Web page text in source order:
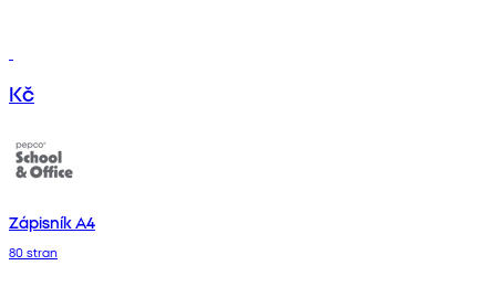
Kč
Zápisník A4
80 stran